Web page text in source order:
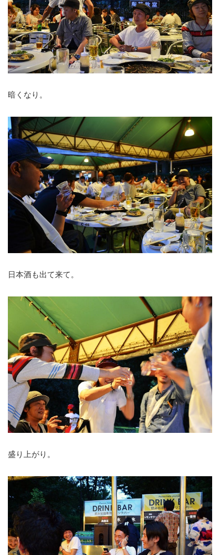
暗くなり。
日本酒も出て来て。
盛り上がり。